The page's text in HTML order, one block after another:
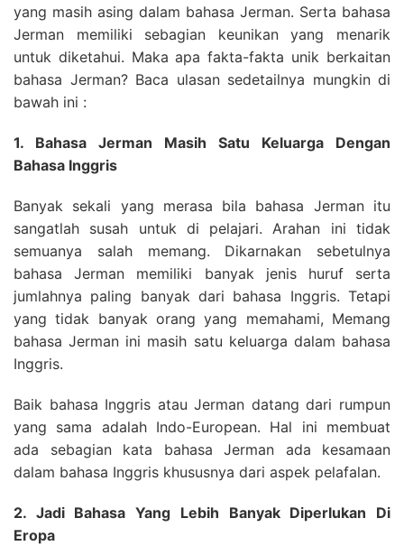
yang masih asing dalam bahasa Jerman. Serta bahasa
Jerman memiliki sebagian keunikan yang menarik
untuk diketahui. Maka apa fakta-fakta unik berkaitan
bahasa Jerman? Baca ulasan sedetailnya mungkin di
bawah ini :
1. Bahasa Jerman Masih Satu Keluarga Dengan
Bahasa Inggris
Banyak sekali yang merasa bila bahasa Jerman itu
sangatlah susah untuk di pelajari. Arahan ini tidak
semuanya salah memang. Dikarnakan sebetulnya
bahasa Jerman memiliki banyak jenis huruf serta
jumlahnya paling banyak dari bahasa Inggris. Tetapi
yang tidak banyak orang yang memahami, Memang
bahasa Jerman ini masih satu keluarga dalam bahasa
Inggris.
Baik bahasa Inggris atau Jerman datang dari rumpun
yang sama adalah Indo-European. Hal ini membuat
ada sebagian kata bahasa Jerman ada kesamaan
dalam bahasa Inggris khususnya dari aspek pelafalan.
2. Jadi Bahasa Yang Lebih Banyak Diperlukan Di
Eropa